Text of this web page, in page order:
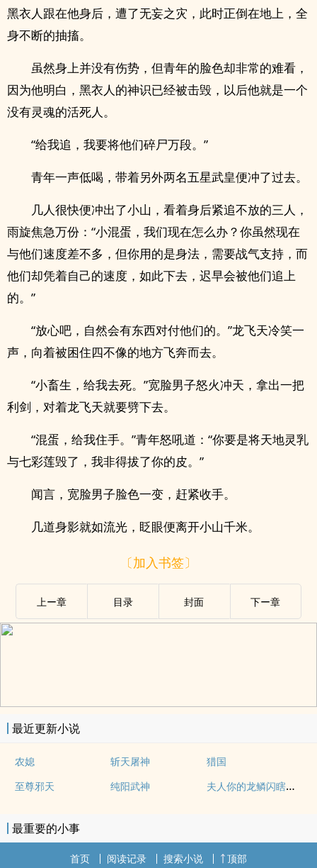
黑衣人跟在他身后，遭了无妄之灾，此时正倒在地上，全
身不断的抽搐。
虽然身上并没有伤势，但青年的脸色却非常的难看，
因为他明白，黑衣人的神识已经被击毁，以后他就是一个
没有灵魂的活死人。
“给我追，我要将他们碎尸万段。”
青年一声低喝，带着另外两名五星武皇便冲了过去。
几人很快便冲出了小山，看着身后紧追不放的三人，
雨旋焦急万份：“小混蛋，我们现在怎么办？你虽然现在
与他们速度差不多，但你用的是身法，需要战气支持，而
他们却凭着自己的速度，如此下去，迟早会被他们追上
的。”
“放心吧，自然会有东西对付他们的。”龙飞天冷笑一
声，向着被困住四不像的地方飞奔而去。
“小畜生，给我去死。”宽脸男子怒火冲天，拿出一把
利剑，对着龙飞天就要劈下去。
“混蛋，给我住手。”青年怒吼道：“你要是将天地灵乳
与七彩莲毁了，我非得拔了你的皮。”
闻言，宽脸男子脸色一变，赶紧收手。
几道身影就如流光，眨眼便离开小山千米。
〔加入书签〕
上ー章 目录 封面 下ー章
最近更新小说
农媳 斩天屠神
猎国
至尊邪天
纯阳武神 夫人你的龙鳞闪瞎眼了
最重要的小事
首页 阅读记录 搜索小说 顶部